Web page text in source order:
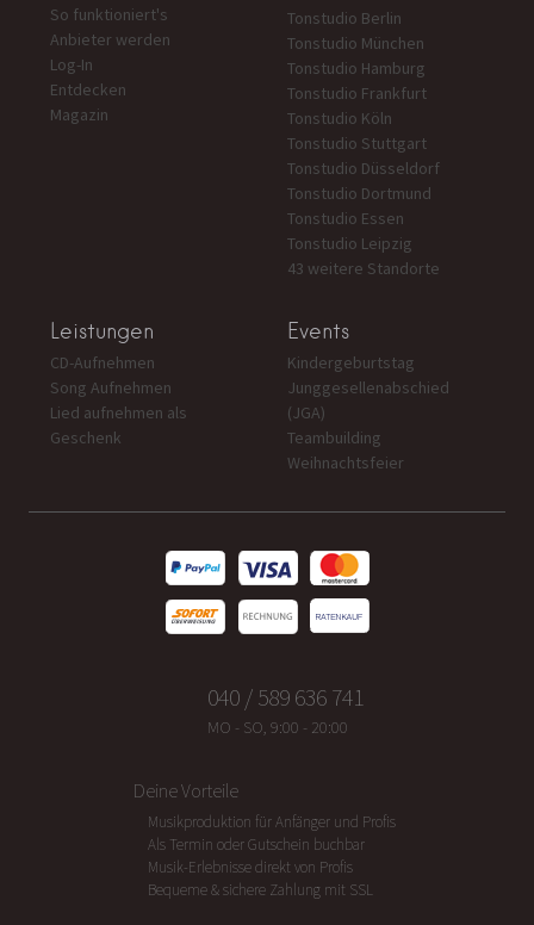
So funktioniert's
Anbieter werden
Log-In
Entdecken
Magazin
Tonstudio Berlin
Tonstudio München
Tonstudio Hamburg
Tonstudio Frankfurt
Tonstudio Köln
Tonstudio Stuttgart
Tonstudio Düsseldorf
Tonstudio Dortmund
Tonstudio Essen
Tonstudio Leipzig
43 weitere Standorte
Leistungen
CD-Aufnehmen
Song Aufnehmen
Lied aufnehmen als
Geschenk
Events
Kindergeburtstag
Junggesellenabschied
(JGA)
Teambuilding
Weihnachtsfeier
040 / 589 636 741
MO - SO, 9:00 - 20:00
Deine Vorteile
Musikproduktion für Anfänger und Profis
Als Termin oder Gutschein buchbar
Musik-Erlebnisse direkt von Profis
Bequeme & sichere Zahlung mit SSL